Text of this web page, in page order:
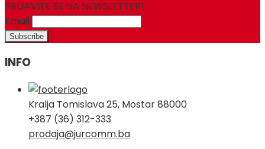
PRIJAVITE SE NA NEWSLETTER!
Email
INFO
Kralja Tomislava 25, Mostar 88000
+387 (36) 312-333
prodaja@jurcomm.ba